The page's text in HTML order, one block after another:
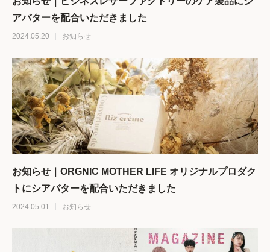
アバターを配合いただきました
2024.05.20 お知らせ
お知らせ｜ORGNIC MOTHER LIFE オリジナルプロダク
トにシアバターを配合いただきました
2024.05.01 お知らせ